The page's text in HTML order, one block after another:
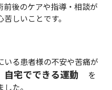
後のケアや指導・相談が
しいことです。
いる患者様の不安や苦痛が
自宅でできる運動
を
た。